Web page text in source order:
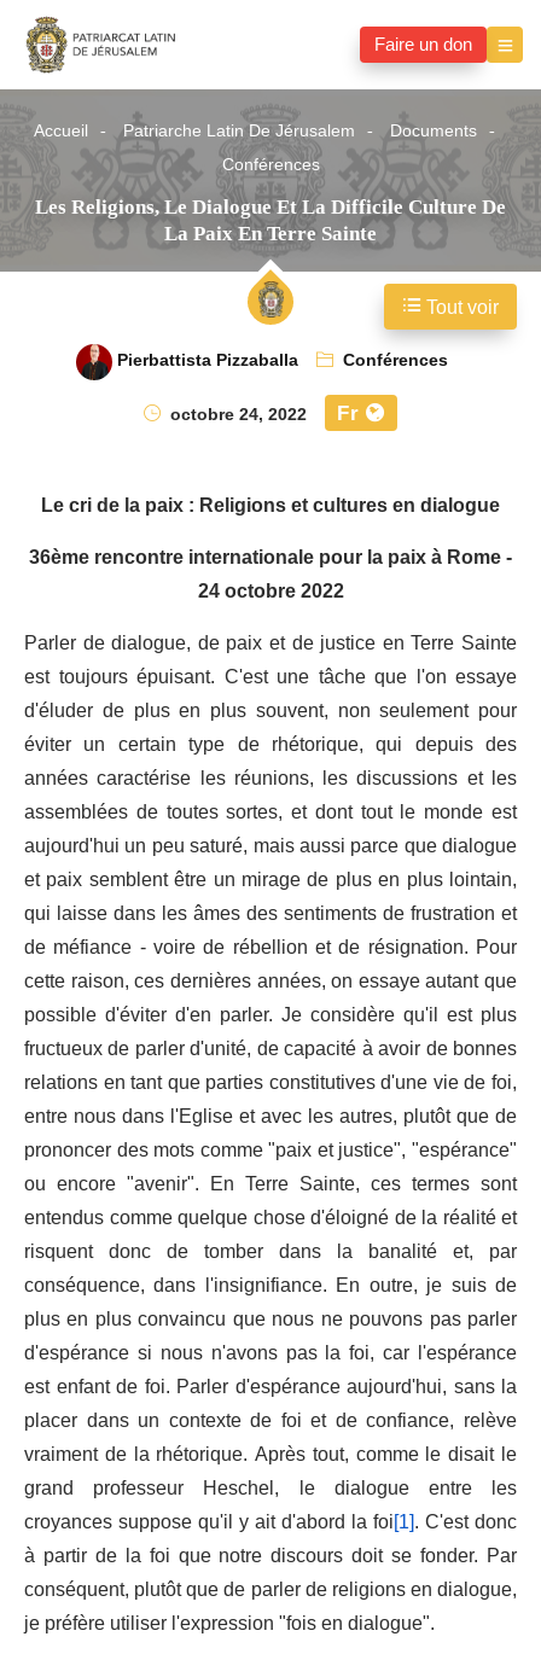
Faire un don
Accueil Patriarche Latin De Jérusalem
Documents
Conférences
Les Religions, Le Dialogue Et La Difficile Culture De
La Paix En Terre Sainte
Pierbattista Pizzaballa
Conférences
octobre 24, 2022
Fr
Le cri de la paix : Religions et cultures en dialogue
36ème rencontre internationale pour la paix à Rome -
24 octobre 2022
Parler de dialogue, de paix et de justice en Terre Sainte
est toujours épuisant. C'est une tâche que l'on essaye
d'éluder de plus en plus souvent, non seulement pour
éviter un certain type de rhétorique, qui depuis des
années caractérise les réunions, les discussions et les
assemblées de toutes sortes, et dont tout le monde est
aujourd'hui un peu saturé, mais aussi parce que dialogue
et paix semblent être un mirage de plus en plus lointain,
qui laisse dans les âmes des sentiments de frustration et
de méfiance - voire de rébellion et de résignation. Pour
cette raison, ces dernières années, on essaye autant que
possible d'éviter d'en parler. Je considère qu'il est plus
fructueux de parler d'unité, de capacité à avoir de bonnes
relations en tant que parties constitutives d'une vie de foi,
entre nous dans l'Eglise et avec les autres, plutôt que de
prononcer des mots comme "paix et justice", "espérance"
ou encore "avenir". En Terre Sainte, ces termes sont
entendus comme quelque chose d'éloigné de la réalité et
risquent donc de tomber dans la banalité et, par
conséquence, dans l'insignifiance. En outre, je suis de
plus en plus convaincu que nous ne pouvons pas parler
d'espérance si nous n'avons pas la foi, car l'espérance
est enfant de foi. Parler d'espérance aujourd'hui, sans la
placer dans un contexte de foi et de confiance, relève
vraiment de la rhétorique. Après tout, comme le disait le
grand professeur Heschel, le dialogue entre les
croyances suppose qu'il y ait d'abord la foi[1]. C'est donc
à partir de la foi que notre discours doit se fonder. Par
conséquent, plutôt que de parler de religions en dialogue,
je préfère utiliser l'expression "fois en dialogue".
Tout voir